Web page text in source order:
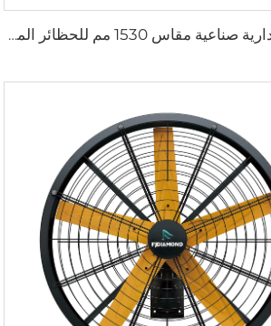
مروحة جدارية صناعية مقاس 1530 مم للحظائر المغلفة بالزنك والمصنوعة من الفولاذ المقاوم للصدأ